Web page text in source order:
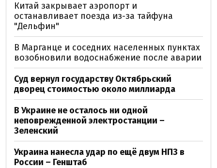
Китай закрывает аэропорт и
останавливает поезда из-за тайфуна
"Дельфин"
В Марганце и соседних населенных пунктах
возобновили водоснабжение после аварии
Суд вернул государству Октябрьский
дворец стоимостью около миллиарда
В Украине не осталось ни одной
неповрежденной электростанции –
Зеленский
Украина нанесла удар по ещё двум НПЗ в
России – Генштаб